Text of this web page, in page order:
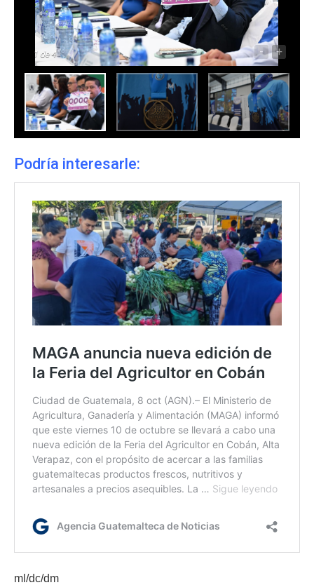
1 de 4 - +
Podría interesarle:
ml/dc/dm